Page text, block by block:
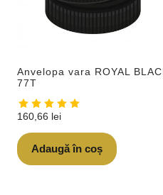
Anvelopa vara ROYAL
77T
160,66 lei
Adaugă în coș